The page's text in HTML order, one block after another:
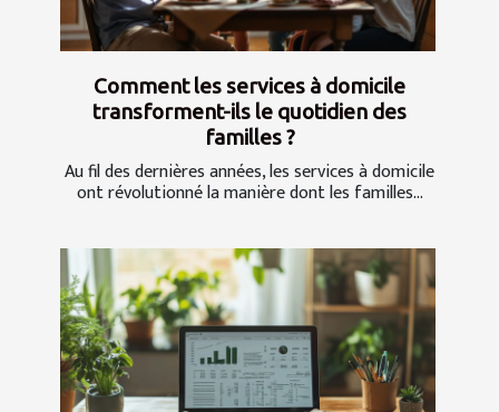
Comment les services à domicile
transforment-ils le quotidien des
familles ?
Au fil des dernières années, les services à domicile
ont révolutionné la manière dont les familles...